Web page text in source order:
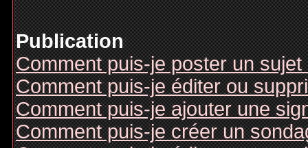
Publication
Comment puis-je poster un
Comment puis-je éditer ou
Comment puis-je ajouter une
Comment puis-je créer un